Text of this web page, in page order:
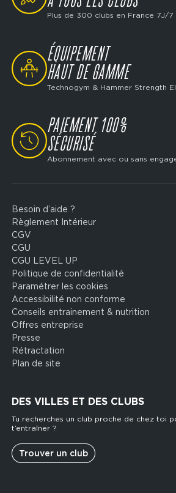
Plus de 300 clubs en France 7J/7
SVG
ÉQUIPEMENT
HAUT DE GAMME
Technogym & Hammer Strength
SVG
PAIEMENT 100%
SÉCURISÉ
Abonnement avec ou sans
Footer
legal
Besoin d’aide ?
Règlement Intérieur
CGV
CGU
CGU LEVEL UP
Politique de confidentialité
Paramétrer les cookies
Accessibilité non conforme
Conseils entrainement & nutrition
Offres entreprise
Presse
Rétractation
Plan de site
DES VILLES ET DES CLUBS
Tu recherches un club proche de chez toi
t’entraîner ?
Trouver un club